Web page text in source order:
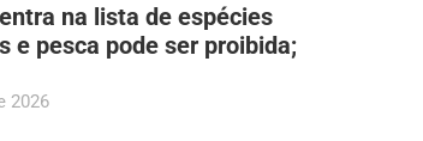
na lista de espécies
e pesca pode ser proibida;
2026